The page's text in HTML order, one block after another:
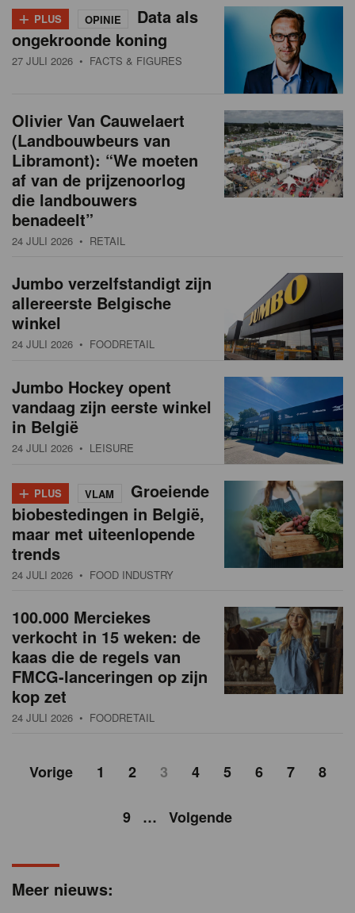
Meer nieuws:
+ PLUS OPINIE
Data als
ongekroonde koning
27 JULI 2026 • FACTS & FIGURES
Olivier Van Cauwelaert
(Landbouwbeurs van
Libramont): “We moeten
af van de prijzenoorlog
die landbouwers
benadeelt”
24 JULI 2026 • RETAIL
Jumbo verzelfstandigt zijn
allereerste Belgische
winkel
24 JULI 2026 • FOODRETAIL
Jumbo Hockey opent
vandaag zijn eerste winkel
in België
24 JULI 2026 • LEISURE
+ PLUS VLAM
Groeiende
biobestedingen in België,
maar met uiteenlopende
trends
24 JULI 2026 • FOOD INDUSTRY
100.000 Merciekes
verkocht in 15 weken: de
kaas die de regels van
FMCG-lanceringen op zijn
kop zet
24 JULI 2026 • FOODRETAIL
Vorige 1 2 3 4 5 6 7 8
9 … Volgende